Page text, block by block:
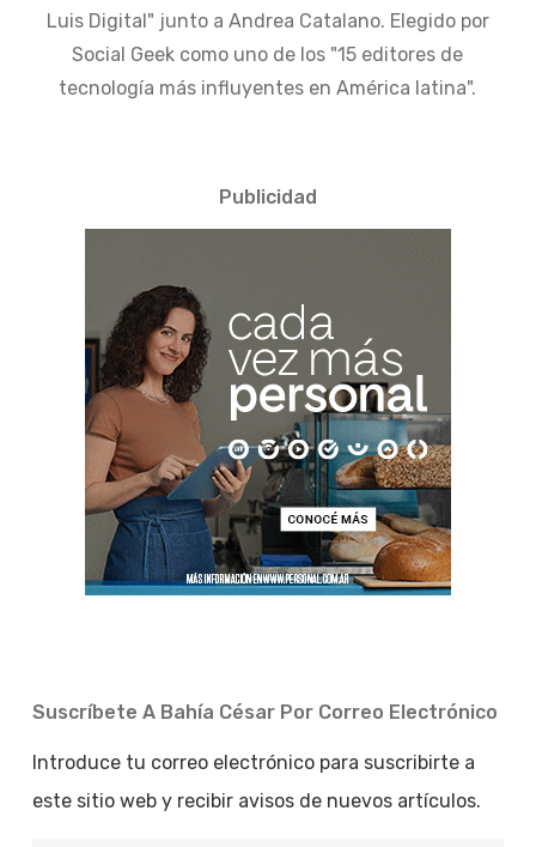
Luis Digital" junto a Andrea Catalano. Elegido por
Social Geek como uno de los "15 editores de
tecnología más influyentes en América latina".
Publicidad
Suscríbete A Bahía César Por Correo Electrónico
Introduce tu correo electrónico para suscribirte a
este sitio web y recibir avisos de nuevos artículos.